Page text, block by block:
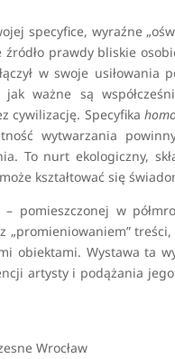
specyfice, wyraźne
prawdy bliskie
w swoje usiłowania
ważne są
cywilizację. Specyfika
wytwarzania
To nurt ekologiczny,
kształtować się
pomieszczonej w
obiektami. Wystawa ta
artysty i podążania
Wrocław